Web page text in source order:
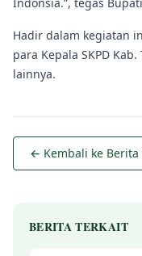
Hadir dalam kegiatan
para Kepala SKPD
lainnya.
← Kembali ke Berita
BERITA TERKAIT